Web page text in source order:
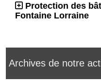
Protection des
Fontaine Lorraine
Archives de notre